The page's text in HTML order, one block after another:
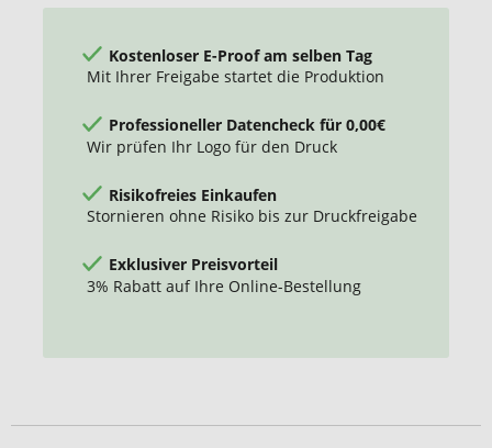
Kostenloser E-Proof am selben Tag
Mit Ihrer Freigabe startet die Produktion
Professioneller Datencheck für 0,00€
Wir prüfen Ihr Logo für den Druck
Risikofreies Einkaufen
Stornieren ohne Risiko bis zur Druckfreigabe
Exklusiver Preisvorteil
3% Rabatt auf Ihre Online-Bestellung